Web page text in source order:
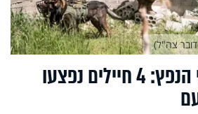
מתקפת כטב"מי הנפץ: 4 חיילים נפצעו
דובר צה"ל)